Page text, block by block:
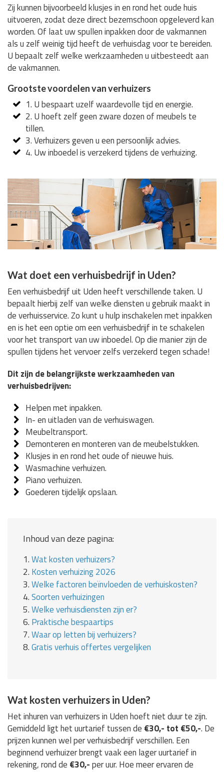
Zij kunnen bijvoorbeeld klusjes in en rond het oude huis
uitvoeren, zodat deze direct bezemschoon opgeleverd kan
worden. Of laat uw spullen inpakken door de vakmannen
als u zelf weinig tijd heeft de verhuisdag voor te bereiden.
U bepaalt zelf welke werkzaamheden u uitbesteedt aan
de vakmannen.
Grootste voordelen van verhuizers
1. U bespaart uzelf waardevolle tijd en energie.
2. U hoeft zelf geen zware dozen of meubels te
tillen.
3. Verhuizers geven u een persoonlijk advies.
4. Uw inboedel is verzekerd tijdens de verhuizing.
Wat doet een verhuisbedrijf in Uden?
Een verhuisbedrijf uit Uden heeft verschillende taken. U
bepaalt hierbij zelf van welke diensten u gebruik maakt in
de verhuisservice. Zo kunt u hulp inschakelen met inpakken
en is het een optie om een verhuisbedrijf in te schakelen
voor het transport van uw inboedel. Op die manier zijn de
spullen tijdens het vervoer zelfs verzekerd tegen schade!
Dit zijn de belangrijkste werkzaamheden van
verhuisbedrijven:
Helpen met inpakken.
In- en uitladen van de verhuiswagen.
Meubeltransport.
Demonteren en monteren van de meubelstukken.
Klusjes in en rond het oude of nieuwe huis.
Wasmachine verhuizen.
Piano verhuizen.
Goederen tijdelijk opslaan.
Inhoud van deze pagina:
1.Wat kosten verhuizers?
2. Kosten verhuizing 2026
3.Welke factoren beïnvloeden de verhuiskosten?
4.Soorten verhuizingen
5.Welke verhuisdiensten zijn er?
6. Praktische bespaartips
7.Waar op letten bij verhuizers?
8.Gratis verhuis offertes vergelijken
Wat kosten verhuizers in Uden?
Het inhuren van verhuizers in Uden hoeft niet duur te zijn.
Gemiddeld ligt het uurtarief tussen de €30,- tot €50,-. De
prijzen kunnen wel per verhuisbedrijf verschillen. Een
beginnend verhuizer brengt vaak een lager uurtarief in
rekening, rond de €30,-per uur. Hoe meer ervaren de